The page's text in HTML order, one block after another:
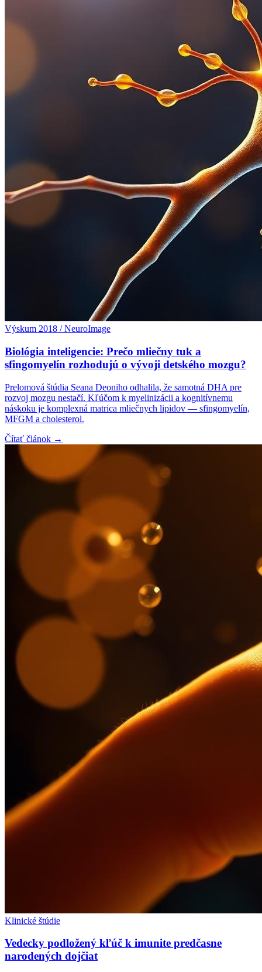
Výskum 2018 / NeuroImage
Biológia inteligencie: Prečo mliečny tuk a
sfingomyelín rozhodujú o vývoji detského mozgu?
Prelomová štúdia Seana Deoniho odhalila, že samotná DHA pre
rozvoj mozgu nestačí. Kľúčom k myelinizácii a kognitívnemu
náskoku je komplexná matrica mliečnych lipidov — sfingomyelín,
MFGM a cholesterol.
Čítať článok →
Klinické štúdie
Vedecky podložený kľúč k imunite predčasne
narodených dojčiat